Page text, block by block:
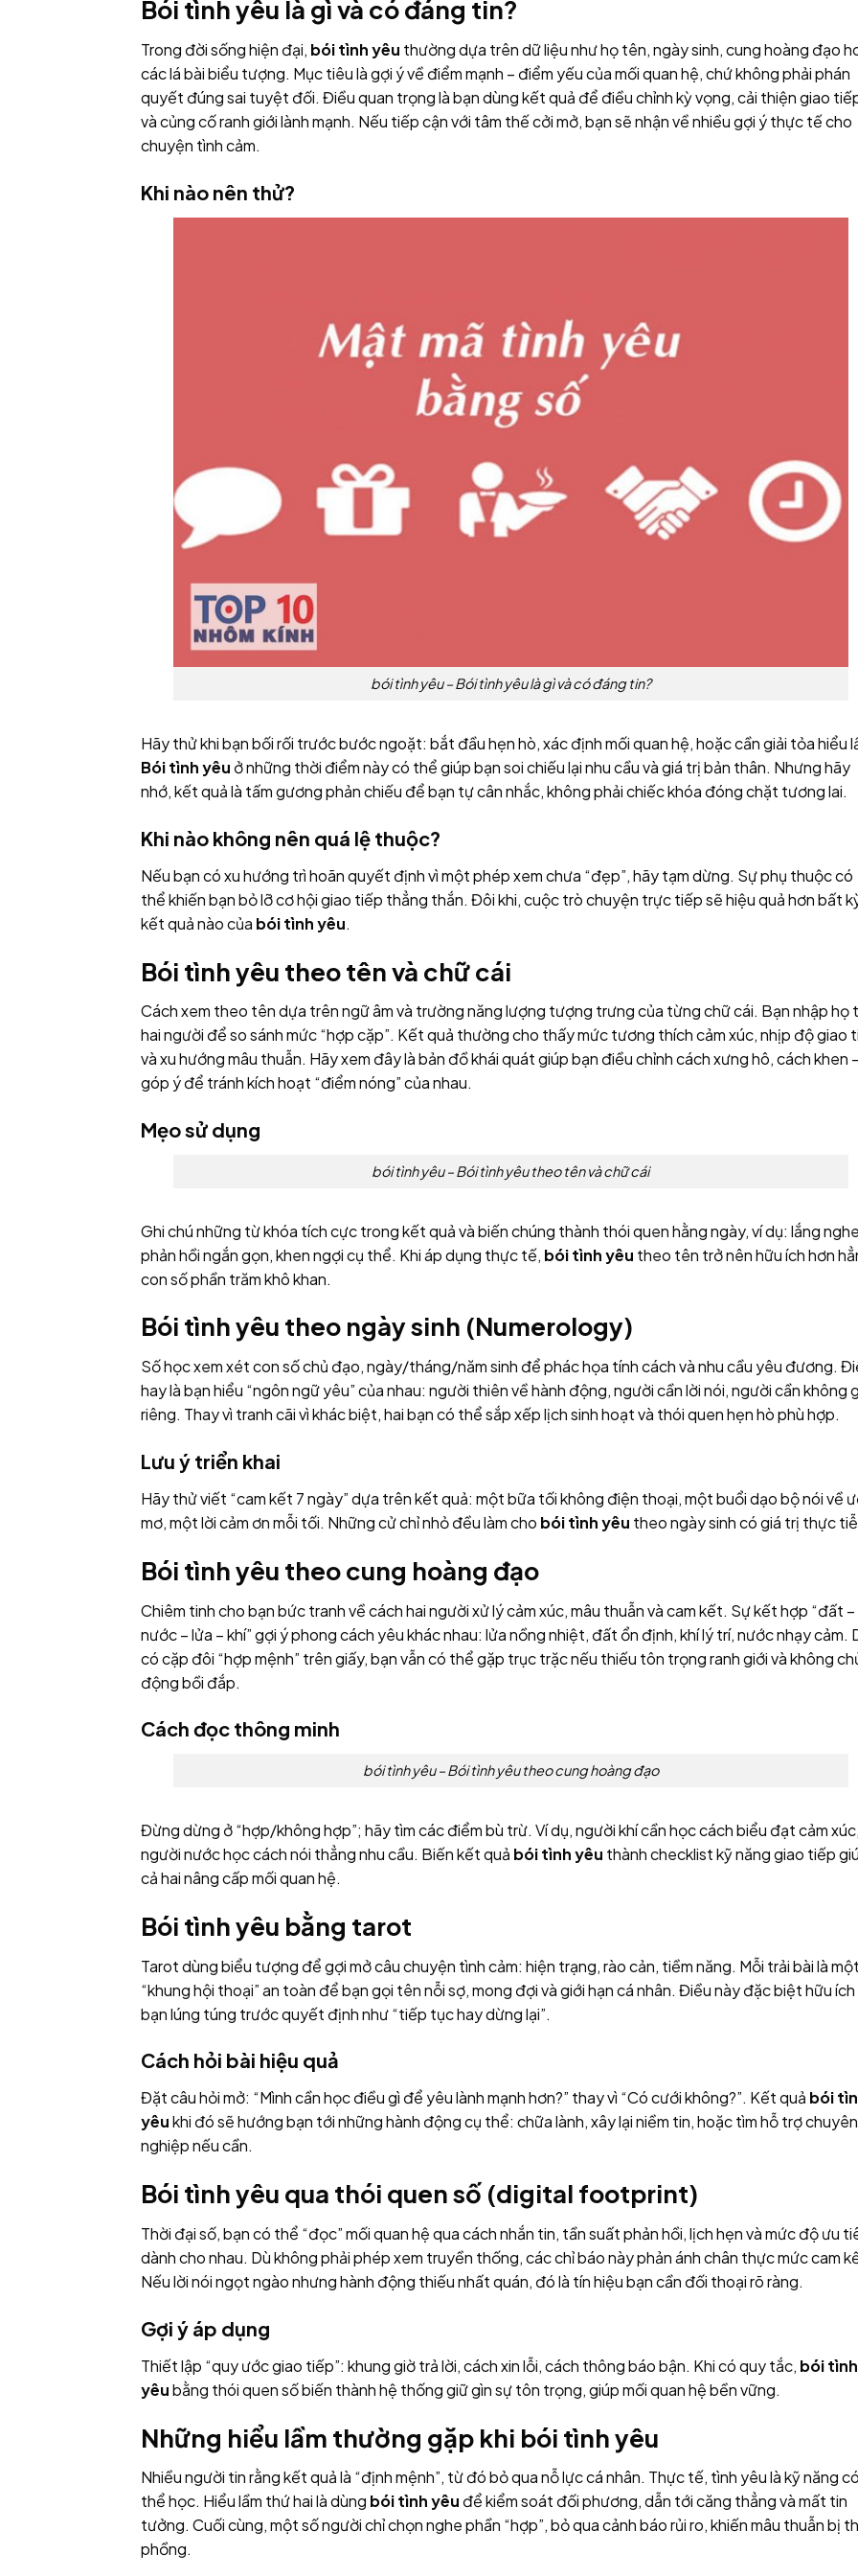
Bói tình yêu là gì và có đáng tin?
Trong đời sống hiện đại, bói tình yêu thường dựa trên dữ liệu như họ tên, ngày sinh, cung hoàng đạo
các lá bài biểu tượng. Mục tiêu là gợi ý về điểm mạnh – điểm yếu của mối quan hệ, chứ không phải phán
quyết đúng sai tuyệt đối. Điều quan trọng là bạn dùng kết quả để điều chỉnh kỳ vọng, cải thiện giao
và củng cố ranh giới lành mạnh. Nếu tiếp cận với tâm thế cởi mở, bạn sẽ nhận về nhiều gợi ý thực tế cho
chuyện tình cảm.
Khi nào nên thử?
bói tình yêu – Bói tình yêu là gì và có đáng tin?
Hãy thử khi bạn bối rối trước bước ngoặt: bắt đầu hẹn hò, xác định mối quan hệ, hoặc cần giải tỏa hiểu
Bói tình yêu ở những thời điểm này có thể giúp bạn soi chiếu lại nhu cầu và giá trị bản thân. Nhưng hãy
nhớ, kết quả là tấm gương phản chiếu để bạn tự cân nhắc, không phải chiếc khóa đóng chặt tương lai.
Khi nào không nên quá lệ thuộc?
Nếu bạn có xu hướng trì hoãn quyết định vì một phép xem chưa “đẹp”, hãy tạm dừng. Sự phụ thuộc có
thể khiến bạn bỏ lỡ cơ hội giao tiếp thẳng thắn. Đôi khi, cuộc trò chuyện trực tiếp sẽ hiệu quả hơn bất
kết quả nào của bói tình yêu.
Bói tình yêu theo tên và chữ cái
Cách xem theo tên dựa trên ngữ âm và trường năng lượng tượng trưng của từng chữ cái. Bạn nhập họ
hai người để so sánh mức “hợp cặp”. Kết quả thường cho thấy mức tương thích cảm xúc, nhịp độ giao
và xu hướng mâu thuẫn. Hãy xem đây là bản đồ khái quát giúp bạn điều chỉnh cách xưng hô, cách khen
góp ý để tránh kích hoạt “điểm nóng” của nhau.
Mẹo sử dụng
bói tình yêu – Bói tình yêu theo tên và chữ cái
Ghi chú những từ khóa tích cực trong kết quả và biến chúng thành thói quen hằng ngày, ví dụ: lắng
phản hồi ngắn gọn, khen ngợi cụ thể. Khi áp dụng thực tế, bói tình yêu theo tên trở nên hữu ích hơn
con số phần trăm khô khan.
Bói tình yêu theo ngày sinh (Numerology)
Số học xem xét con số chủ đạo, ngày/tháng/năm sinh để phác họa tính cách và nhu cầu yêu đương.
hay là bạn hiểu “ngôn ngữ yêu” của nhau: người thiên về hành động, người cần lời nói, người cần không
riêng. Thay vì tranh cãi vì khác biệt, hai bạn có thể sắp xếp lịch sinh hoạt và thói quen hẹn hò phù hợp.
Lưu ý triển khai
Hãy thử viết “cam kết 7 ngày” dựa trên kết quả: một bữa tối không điện thoại, một buổi dạo bộ nói về
mơ, một lời cảm ơn mỗi tối. Những cử chỉ nhỏ đều làm cho bói tình yêu theo ngày sinh có giá trị thực
Bói tình yêu theo cung hoàng đạo
Chiêm tinh cho bạn bức tranh về cách hai người xử lý cảm xúc, mâu thuẫn và cam kết. Sự kết hợp “đất –
nước – lửa – khí” gợi ý phong cách yêu khác nhau: lửa nồng nhiệt, đất ổn định, khí lý trí, nước nhạy cảm.
có cặp đôi “hợp mệnh” trên giấy, bạn vẫn có thể gặp trục trặc nếu thiếu tôn trọng ranh giới và không
động bồi đắp.
Cách đọc thông minh
bói tình yêu – Bói tình yêu theo cung hoàng đạo
Đừng dừng ở “hợp/không hợp”; hãy tìm các điểm bù trừ. Ví dụ, người khí cần học cách biểu đạt cảm
người nước học cách nói thẳng nhu cầu. Biến kết quả bói tình yêu thành checklist kỹ năng giao tiếp
cả hai nâng cấp mối quan hệ.
Bói tình yêu bằng tarot
Tarot dùng biểu tượng để gợi mở câu chuyện tình cảm: hiện trạng, rào cản, tiềm năng. Mỗi trải bài là
“khung hội thoại” an toàn để bạn gọi tên nỗi sợ, mong đợi và giới hạn cá nhân. Điều này đặc biệt hữu ích
bạn lúng túng trước quyết định như “tiếp tục hay dừng lại”.
Cách hỏi bài hiệu quả
Đặt câu hỏi mở: “Mình cần học điều gì để yêu lành mạnh hơn?” thay vì “Có cưới không?”. Kết quả bói
yêukhi đó sẽ hướng bạn tới những hành động cụ thể: chữa lành, xây lại niềm tin, hoặc tìm hỗ trợ chuyên
nghiệp nếu cần.
Bói tình yêu qua thói quen số (digital footprint)
Thời đại số, bạn có thể “đọc” mối quan hệ qua cách nhắn tin, tần suất phản hồi, lịch hẹn và mức độ ưu
dành cho nhau. Dù không phải phép xem truyền thống, các chỉ báo này phản ánh chân thực mức cam
Nếu lời nói ngọt ngào nhưng hành động thiếu nhất quán, đó là tín hiệu bạn cần đối thoại rõ ràng.
Gợi ý áp dụng
Thiết lập “quy ước giao tiếp”: khung giờ trả lời, cách xin lỗi, cách thông báo bận. Khi có quy tắc, bói tình
yêubằng thói quen số biến thành hệ thống giữ gìn sự tôn trọng, giúp mối quan hệ bền vững.
Những hiểu lầm thường gặp khi bói tình yêu
Nhiều người tin rằng kết quả là “định mệnh”, từ đó bỏ qua nỗ lực cá nhân. Thực tế, tình yêu là kỹ năng
thể học. Hiểu lầm thứ hai là dùng bói tình yêu để kiểm soát đối phương, dẫn tới căng thẳng và mất tin
tưởng. Cuối cùng, một số người chỉ chọn nghe phần “hợp”, bỏ qua cảnh báo rủi ro, khiến mâu thuẫn bị
phồng.